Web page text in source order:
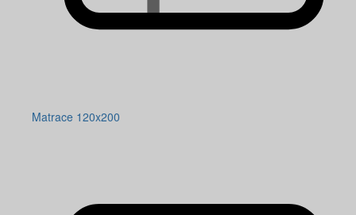
Matrace 120x200